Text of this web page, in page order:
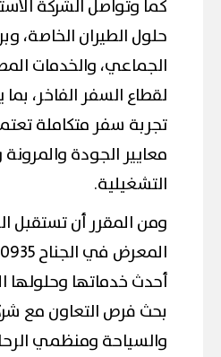
كما وتواصل الشركة
حلول الطيران الخاصة،
الجماعي، والخدمات
لقطاع السفر الفاخر،
تجربة سفر متكاملة
معايير الجودة والمرونة
التشغيلية.
ومن المقرر أن تستقبل
أحدث خدماتها وحلولها
بحث فرص التعاون مع
والسياحة ومنظمي